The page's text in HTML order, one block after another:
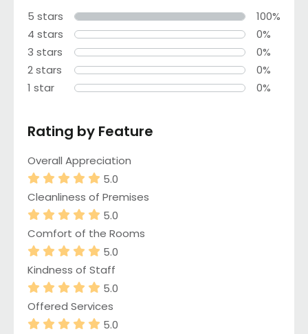
5 stars
100%
4 stars
0%
3 stars
0%
2 stars
0%
1 star
0%
Rating by Feature
Overall Appreciation
5.0
Cleanliness of Premises
5.0
Comfort of the Rooms
5.0
Kindness of Staff
5.0
Offered Services
5.0